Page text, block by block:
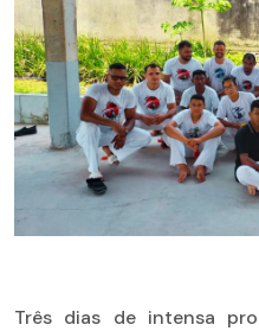
Três dias de intensa